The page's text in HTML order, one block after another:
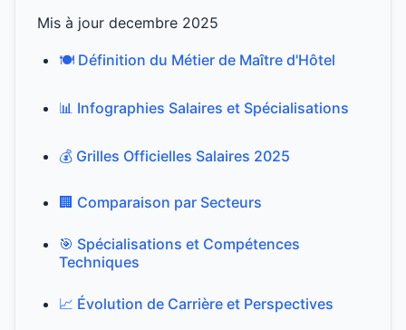
Mis à jour decembre 2025
🍽️ Définition du Métier de Maître d'Hôtel
📊 Infographies Salaires et Spécialisations
💰 Grilles Officielles Salaires 2025
🏢 Comparaison par Secteurs
🎯 Spécialisations et Compétences
Techniques
📈 Évolution de Carrière et Perspectives